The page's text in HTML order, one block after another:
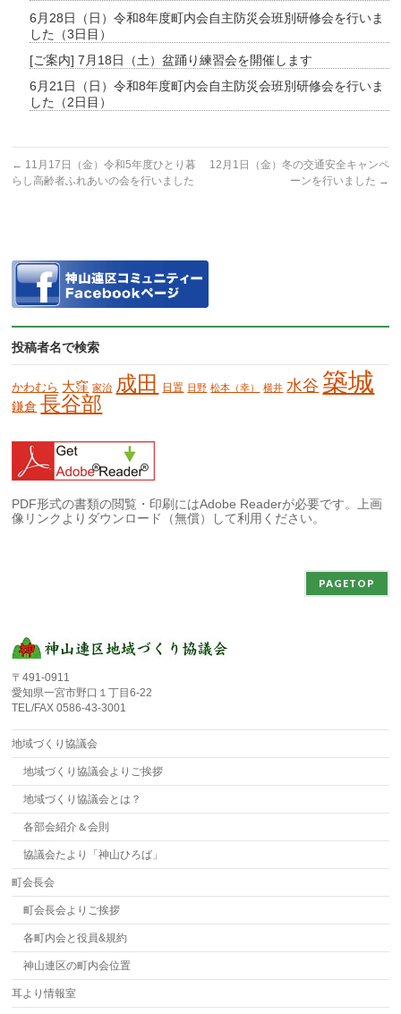
6月28日（日）令和8年度町内会自主防災会班別研修会を行いま
した（3日目）
[ご案内] 7月18日（土）盆踊り練習会を開催します
6月21日（日）令和8年度町内会自主防災会班別研修会を行いま
した（2日目）
← 11月17日（金）令和5年度ひとり暮
らし高齢者ふれあいの会を行いました
12月1日（金）冬の交通安全キャンペ
ーンを行いました →
投稿者名で検索
かわむら 大窪 家治 成田 日置 日野 松本（幸） 横井 水谷 築城
鎌倉 長谷部
PDF形式の書類の閲覧・印刷にはAdobe Readerが必要です。上画
像リンクよりダウンロード（無償）して利用ください。
PAGETOP
〒491-0911
愛知県一宮市野口１丁目6-22
TEL/FAX 0586-43-3001
地域づくり協議会
地域づくり協議会よりご挨拶
地域づくり協議会とは？
各部会紹介＆会則
協議会たより「神山ひろば」
町会長会
町会長会よりご挨拶
各町内会と役員&規約
神山連区の町内会位置
耳より情報室